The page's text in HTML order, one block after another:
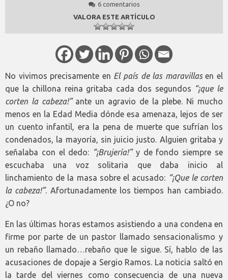
6 comentarios
VALORA ESTE ARTÍCULO
No vivimos precisamente en El país de las maravillasen el
que la chillona reina gritaba cada dos segundos “¡que le
corten la cabeza!”ante un agravio de la plebe. Ni mucho
menos en la Edad Media dónde esa amenaza, lejos de ser
un cuento infantil, era la pena de muerte que sufrían los
condenados, la mayoría, sin juicio justo. Alguien gritaba y
señalaba con el dedo: “¡Brujería!”y de fondo siempre se
escuchaba una voz solitaria que daba inicio al
linchamiento de la masa sobre el acusado: “¡Que le corten
la cabeza!”. Afortunadamente los tiempos han cambiado.
¿O no?
En las últimas horas estamos asistiendo a una condena en
firme por parte de un pastor llamado sensacionalismo y
un rebaño llamado…rebaño que le sigue. Sí, hablo de las
acusaciones de dopaje a Sergio Ramos. La noticia saltó en
la tarde del viernes como consecuencia de una nueva